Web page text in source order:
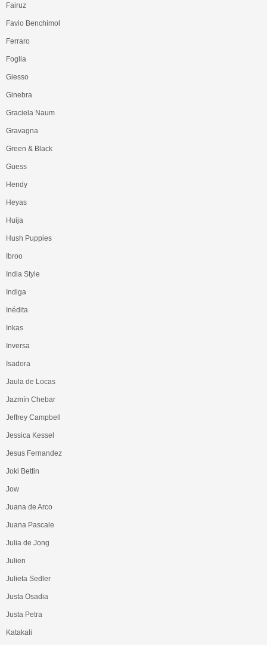
Fairuz
Favio Benchimol
Ferraro
Foglia
Giesso
Ginebra
Graciela Naum
Gravagna
Green & Black
Guess
Hendy
Heyas
Huija
Hush Puppies
Ibroo
India Style
Indiga
Inédita
Inkas
Inversa
Isadora
Jaula de Locas
Jazmín Chebar
Jeffrey Campbell
Jessica Kessel
Jesus Fernandez
Joki Bettin
Jow
Juana de Arco
Juana Pascale
Julia de Jong
Julien
Julieta Sedler
Justa Osadia
Justa Petra
Katakali